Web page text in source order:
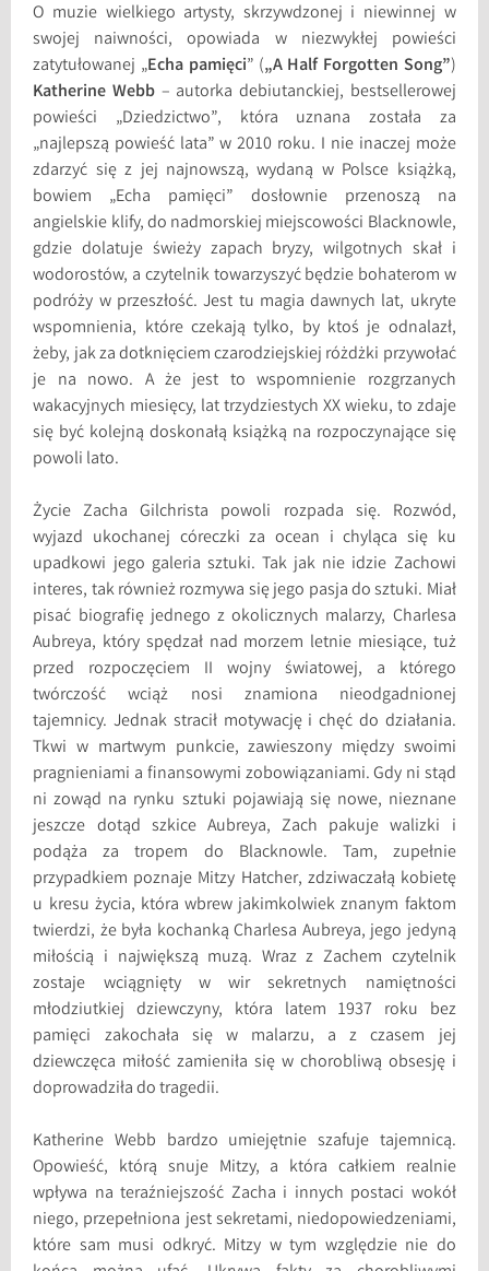
O muzie wielkiego artysty, skrzywdzonej i niewinnej w
swojej naiwności, opowiada w niezwykłej powieści
zatytułowanej „Echa pamięci” („A Half Forgotten Song”)
Katherine Webb – autorka debiutanckiej, bestsellerowej
powieści „Dziedzictwo”, która uznana została za
„najlepszą powieść lata” w 2010 roku. I nie inaczej może
zdarzyć się z jej najnowszą, wydaną w Polsce książką,
bowiem „Echa pamięci” dosłownie przenoszą na
angielskie klify, do nadmorskiej miejscowości Blacknowle,
gdzie dolatuje świeży zapach bryzy, wilgotnych skał i
wodorostów, a czytelnik towarzyszyć będzie bohaterom w
podróży w przeszłość. Jest tu magia dawnych lat, ukryte
wspomnienia, które czekają tylko, by ktoś je odnalazł,
żeby, jak za dotknięciem czarodziejskiej różdżki przywołać
je na nowo. A że jest to wspomnienie rozgrzanych
wakacyjnych miesięcy, lat trzydziestych XX wieku, to zdaje
się być kolejną doskonałą książką na rozpoczynające się
powoli lato.
Życie Zacha Gilchrista powoli rozpada się. Rozwód,
wyjazd ukochanej córeczki za ocean i chyląca się ku
upadkowi jego galeria sztuki. Tak jak nie idzie Zachowi
interes, tak również rozmywa się jego pasja do sztuki. Miał
pisać biografię jednego z okolicznych malarzy, Charlesa
Aubreya, który spędzał nad morzem letnie miesiące, tuż
przed rozpoczęciem II wojny światowej, a którego
twórczość wciąż nosi znamiona nieodgadnionej
tajemnicy. Jednak stracił motywację i chęć do działania.
Tkwi w martwym punkcie, zawieszony między swoimi
pragnieniami a finansowymi zobowiązaniami. Gdy ni stąd
ni zowąd na rynku sztuki pojawiają się nowe, nieznane
jeszcze dotąd szkice Aubreya, Zach pakuje walizki i
podąża za tropem do Blacknowle. Tam, zupełnie
przypadkiem poznaje Mitzy Hatcher, zdziwaczałą kobietę
u kresu życia, która wbrew jakimkolwiek znanym faktom
twierdzi, że była kochanką Charlesa Aubreya, jego jedyną
miłością i największą muzą. Wraz z Zachem czytelnik
zostaje wciągnięty w wir sekretnych namiętności
młodziutkiej dziewczyny, która latem 1937 roku bez
pamięci zakochała się w malarzu, a z czasem jej
dziewczęca miłość zamieniła się w chorobliwą obsesję i
doprowadziła do tragedii.
Katherine Webb bardzo umiejętnie szafuje tajemnicą.
Opowieść, którą snuje Mitzy, a która całkiem realnie
wpływa na teraźniejszość Zacha i innych postaci wokół
niego, przepełniona jest sekretami, niedopowiedzeniami,
które sam musi odkryć. Mitzy w tym względzie nie do